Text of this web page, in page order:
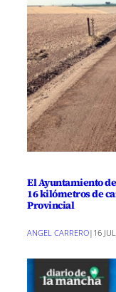
El Ayuntamiento
16 kilómetros de
Provincial
ANGEL CARRERO| 16